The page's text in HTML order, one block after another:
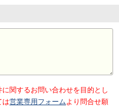
関するお問い合わせを目的とし
は営業専用フォームより問合せ願